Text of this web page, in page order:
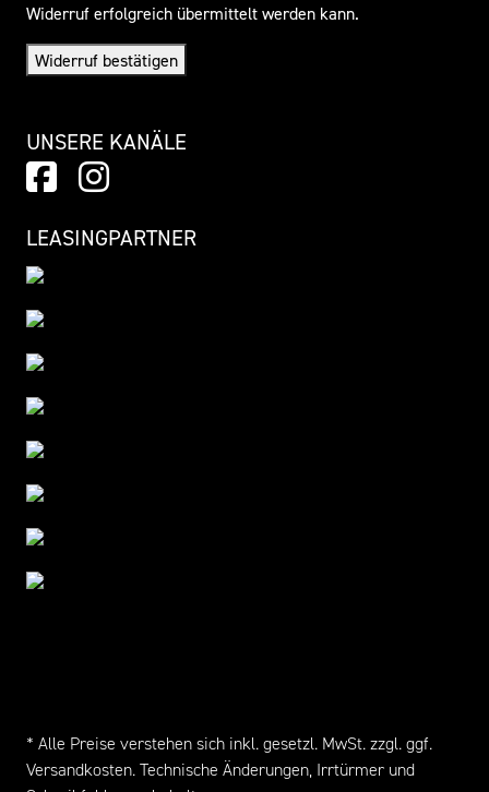
Widerruf erfolgreich übermittelt werden kann.
Widerruf bestätigen
UNSERE KANÄLE
LEASINGPARTNER
* Alle Preise verstehen sich inkl. gesetzl. MwSt. zzgl. ggf.
Versandkosten. Technische Änderungen, Irrtürmer und